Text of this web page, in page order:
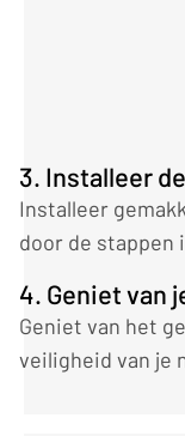
3. Installeer
Installeer
door de stappen
4. Geniet van
Geniet van het
veiligheid van je